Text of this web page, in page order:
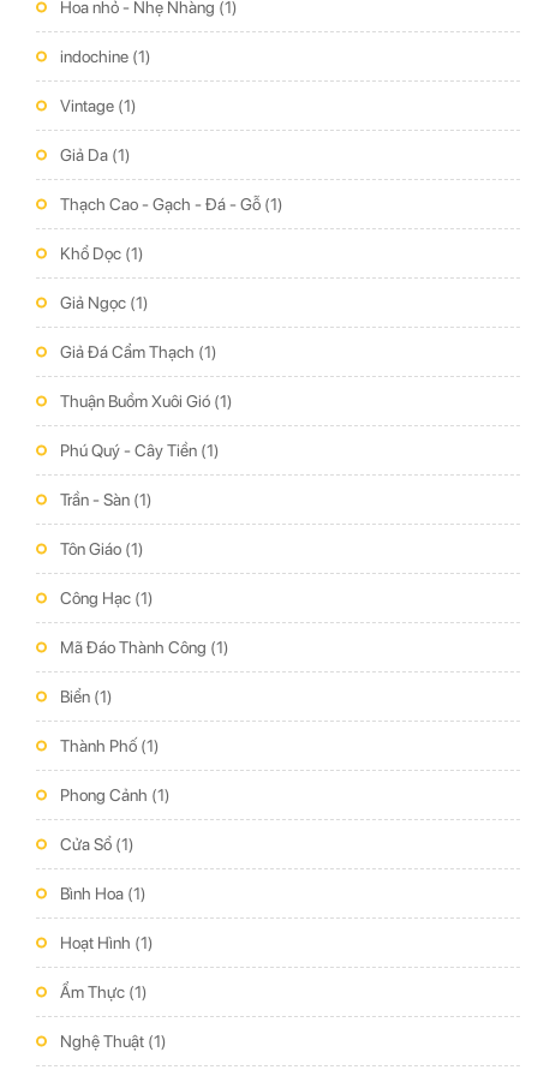
Hoa nhỏ - Nhẹ Nhàng (1)
indochine (1)
Vintage (1)
Giả Da (1)
Thạch Cao - Gạch - Đá - Gỗ (1)
Khổ Dọc (1)
Giả Ngọc (1)
Giả Đá Cẩm Thạch (1)
Thuận Buồm Xuôi Gió (1)
Phú Quý - Cây Tiền (1)
Trần - Sàn (1)
Tôn Giáo (1)
Công Hạc (1)
Mã Đáo Thành Công (1)
Biển (1)
Thành Phố (1)
Phong Cảnh (1)
Cửa Sổ (1)
Bình Hoa (1)
Hoạt Hình (1)
Ẩm Thực (1)
Nghệ Thuật (1)